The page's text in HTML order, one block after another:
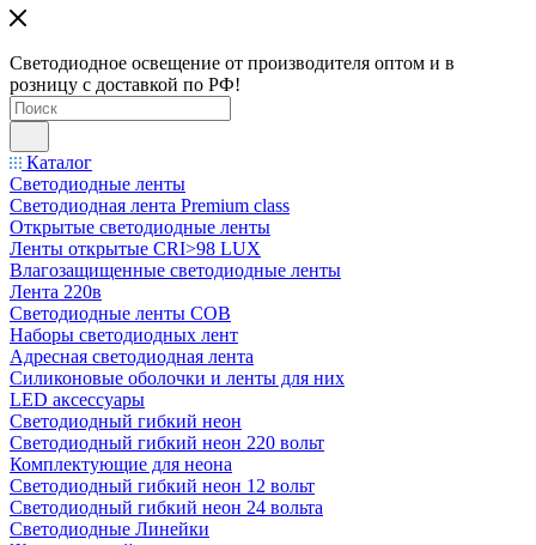
Светодиодное освещение от производителя оптом и в
розницу с доставкой по РФ!
Каталог
Светодиодные ленты
Светодиодная лента Premium class
Открытые светодиодные ленты
Ленты открытые CRI>98 LUX
Влагозащищенные светодиодные ленты
Лента 220в
Светодиодные ленты COB
Наборы светодиодных лент
Адресная светодиодная лента
Силиконовые оболочки и ленты для них
LED аксессуары
Светодиодный гибкий неон
Светодиодный гибкий неон 220 вольт
Комплектующие для неона
Светодиодный гибкий неон 12 вольт
Светодиодный гибкий неон 24 вольта
Светодиодные Линейки